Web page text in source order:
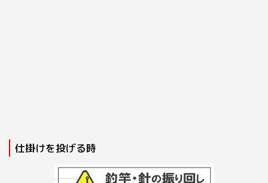
仕掛けを投げる時